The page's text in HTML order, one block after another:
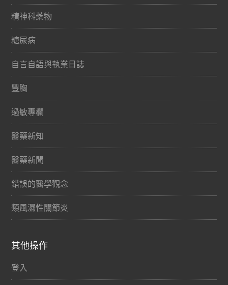
精神科藥物
糖尿病
自言自語與執業日誌
豐胸
過敏專欄
醫藥新知
醫藥新聞
錯誤的醫學觀念
類風濕性關節炎
其他操作
登入